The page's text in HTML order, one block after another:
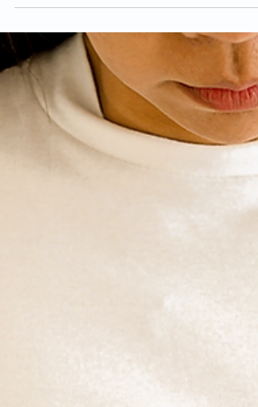
virais, o conhecido “Julho Amarelo”. E a Secretaria